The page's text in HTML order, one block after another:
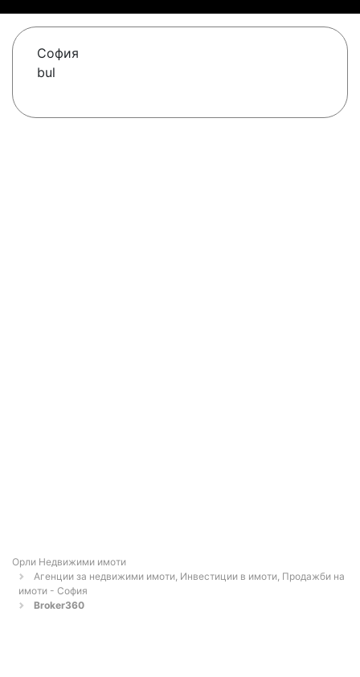
София
bul
Орли Недвижими имоти
Агенции за недвижими имоти, Инвестиции в имоти, Продажби на
имоти - София
Broker360